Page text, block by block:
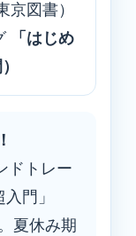
京図書）
「はじめ
ドトレー
門」
夏休み期